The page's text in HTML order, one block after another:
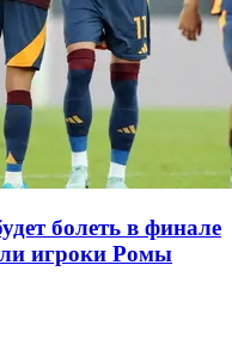
болеть в финале
игроки Ромы